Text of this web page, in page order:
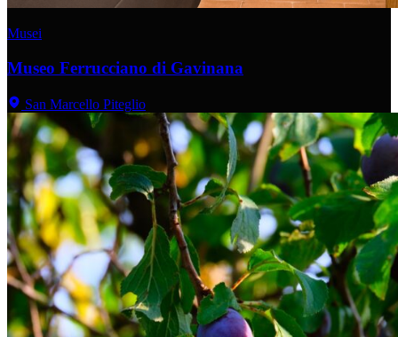
Musei
Museo Ferrucciano di Gavinana
San Marcello Piteglio